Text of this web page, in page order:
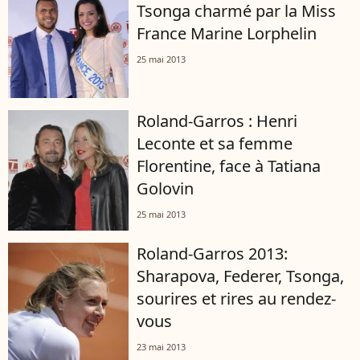
Tsonga charmé par la Miss
France Marine Lorphelin
25 mai 2013
Roland-Garros : Henri
Leconte et sa femme
Florentine, face à Tatiana
Golovin
25 mai 2013
Roland-Garros 2013:
Sharapova, Federer, Tsonga,
sourires et rires au rendez-
vous
23 mai 2013